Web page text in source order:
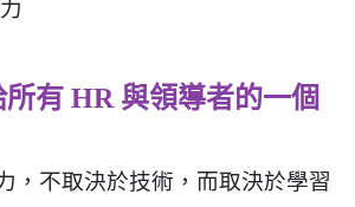
所有 HR 與領導者的一個
，不取決於技術，而取決於學習